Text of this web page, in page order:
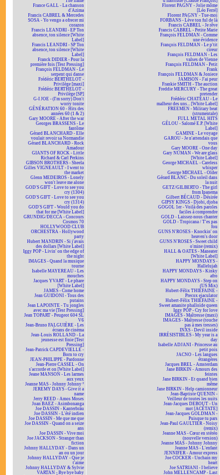
France GALL - La chanson
d'Azima
Francis CABREL & Mercedes
SOSA - Yo vengo a ofrecer mi
corazon
Francis LEANDRI - EP Ton
absence, ton silence [White
Label]
Francis LEANDRI - SP Ton
absence, ton silence [White
Label]
Franck DIDIER - Pour la
première fois [Test Pressing]
François FELDMAN - Le
serpent qui danse
Frédéric BERTHELOT -
Privilège [maxi]
Frédéric BERTHELOT -
Privilège [SP]
G-I JOE - (I'm sorry) Don't
worry tonite
GÉNÉRATION 60 - Hits des
années 60 (1 & 2)
Gary MOORE - After the war
Georges BRASSENS - Le
fantôme
Gérard BLANCHARD - Elle
voulait revoir sa Normandie
Gérard BLANCHARD - Rock
Amadour
GIANTS OF ROCK - Little
Richard & Carl Perkins
GIBSON BROTHERS - Sheela
Gilles VIGNEAULT - I went to
the market
Glenn MEDEIROS - Lonely
won't leave me alone
GOD'S GIFT - Love to see you
cry (1304)
GOD'S GIFT - Love to see you
cry (1314)
GOD'S GIFT - Would you do
that for me [White Label]
GRUNDIG/DECCA - Concours
Cosmos 70
HOLLYWOOD CLUB
ORCHESTRA - Hollywood
party
Hubert MANDRIN - Si j'avais
des dollars [White Label]
Iggy POP - Livin' on the edge of
the night
IMAGES - Quand la musique
tourne
Isabelle MAYEREAU - Les
mouches
Jacques YVART - Le phare
[White Label]
JAMES - Come home
Jean GUIDONI - Tous des
putains
Jean LAPOINTE - Tu jongles
avec ma vie [Test Pressing]
Jean TOPART - Peugeot 604 SL
V6
Jean-Bruno FALGUIÈRE - Les
écrans de cinéma
Jean-Louis ROLLAND - La
jeunesse est finie [Test
Pressing]
Jean-Patrick CAPDEVIELLE -
Born to cry
JEAN-PHILIPPE - Pardonne
Jean-Pierre CASSEL - On
s'accorde et on [White Label]
Jeane MANSON - Les larmes
aux yeux
Jeanne MAS - Johnny Johnny ²
JEREMY DAYS - Give it a
name
Jerry REED - Amos Moses
Joan BAEZ - Asimbonanga
Joe DASSIN - Kanterbräu
Joe DASSIN - L'été indien
Joe DASSIN - Me que me que
Joe DASSIN - Quand on a seize
ans
Joe DASSIN - Vive moi
Joe JACKSON - Stranger than
fiction
Johnny HALLYDAY - Dans un
an ou un jour
Johnny HALLYDAY - Que je
t'aime
Johnny HALLYDAY & Sylvie
VARTAN - Bye bye baby
Florent PAGNY - Jolie môme
[Léo Ferré]
Florent PAGNY - Tue-moi
FORBANS - Lève ton ful de là
Francis CABREL - Je rêve
Francis CABREL - Petite Marie
François FELDMAN - Comme
une évidence
François FELDMAN - Le p'tit
cireur
François FELDMAN - Les
valses de Vienne
François FELDMAN - Petit
Frank
François FELDMAN & Joniece
JAMISON - J'ai peur
Frankie SMITH - The auction
Freddie MERCURY - The great
pretender
Frédéric CHATEAU - Le
malheur des uns... [White Label]
FREEMEN - Military beat
(strumentale)
FULL METAL HITS
GÉLOU - Salomé E.P. [White
Label]
GAMINE - Le voyage
GAROU - Je n'attendais que
vous
Gary MOORE - One day
Gary NUMAN - We are glass
[White Label]
George MICHAEL - Careless
whisper
George MICHAEL - Older
Gérard BLANC - Du soleil dans
la nuit
GETZ/GILBERTO - The girl
from Ipanema
Gilbert BÉCAUD - Désirée
GIPSY KINGS - Djobi, djoba
GOGOL 1er - Voilà des paroles
faciles à comprendre
GOLD - Laissez-nous chanter
GOLD - Tropicana / T'es pas
fou
GUNS N'ROSES - Knockin' on
heaven's door
GUNS N'ROSES - Sweet child
o'mine (remix)
HALL & OATES - Maneater
[White Label]
HAPPY MONDAYS -
Hallelujah
HAPPY MONDAYS - Kinky
afro
HAPPY MONDAYS - Step on
(US Mix)
Hubert-Félix THIÉFAINE -
Precox ejaculator
Hubert-Félix THIÉFAINE -
Sweet amanite phalloïde queen
Iggy POP - Cry for love
IMAGES - Maîtresse (maxi)
IMAGES - Maîtresse (touche
pas à mes tresses)
INXS - Devil inside
IRRÉSISTIBLES - My year is a
day
Isabelle ADJANI - Princesse au
petit pois
JACNO - Les langues
étrangères
Jacques BREL - Amsterdam
Jane BIRKIN - Amours des
feintes
Jane BIRKIN - Et quand bien
même
Jane BIRKIN - Help camionneur
Jean-Baptiste QUENIN -
Veilleur de toutes les nuits
Jean-Jacques DEBOUT - Un
mot [ACÉTATE]
Jean-Jacques GOLDMAN -
Puisque tu pars
Jean-Paul GAULTIER - Noisy
(remix)
Jeanne MAS - Cœur en stéréo
(nouvelle version)
Jeanne MAS - Johnny Johnny
Jeanne MAS - L'enfant
JENNIFER - Amour express
Joe COCKER - Unchain my
heart
Joe SATRIANI - I believe
John MELLENCAMP - Last